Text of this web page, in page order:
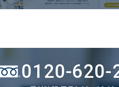
0120-620-